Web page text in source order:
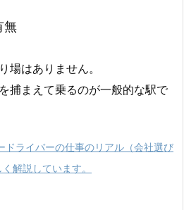
無
場はありません。
捕まえて乗るのが一般的な駅で
ドライバーの仕事のリアル（会社選び
解説しています。